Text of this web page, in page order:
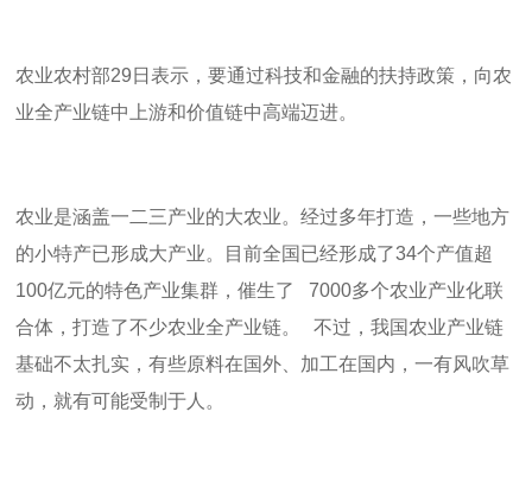
农业农村部29 日表示，要通过科技和金融的扶持政策，向农
业全产业链中上游和价值链中高端迈进。
农业是涵盖一二三产业的大农业。经过多年打造，一些地方
的小特产已形成大产业。目前全国已经形成了34个产值超
100亿元的特色产业集群，催生了 7000多个农业产业化联
合体，打造了不少农业全产业链。 不过，我国农业产业链
基础不太扎实，有些原料在国外、加工在国内，一有风吹草
动，就有可能受制于人。